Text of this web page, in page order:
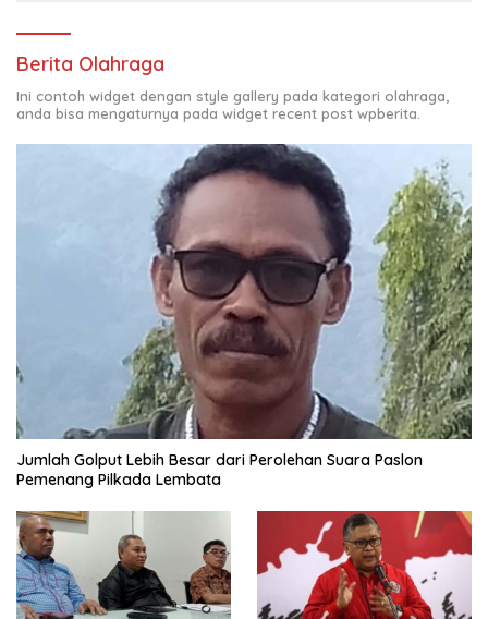
Berita Olahraga
Ini contoh widget dengan style gallery pada kategori olahraga,
anda bisa mengaturnya pada widget recent post wpberita.
Jumlah Golput Lebih Besar dari Perolehan Suara Paslon
Pemenang Pilkada Lembata